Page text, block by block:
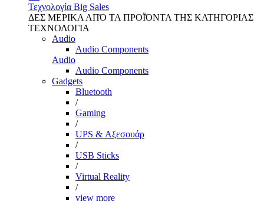
Τεχνολογία Big Sales
ΔΕΣ ΜΕΡΙΚΑ ΑΠΌ ΤΑ ΠΡΟΪΌΝΤΑ ΤΗΣ ΚΑΤΗΓΟΡΙΑΣ
ΤΕΧΝΟΛΟΓΙΑ
Audio
Audio Components
Audio
Audio Components
Gadgets
Bluetooth
/
Gaming
/
UPS & Αξεσουάρ
/
USB Sticks
/
Virtual Reality
/
view more